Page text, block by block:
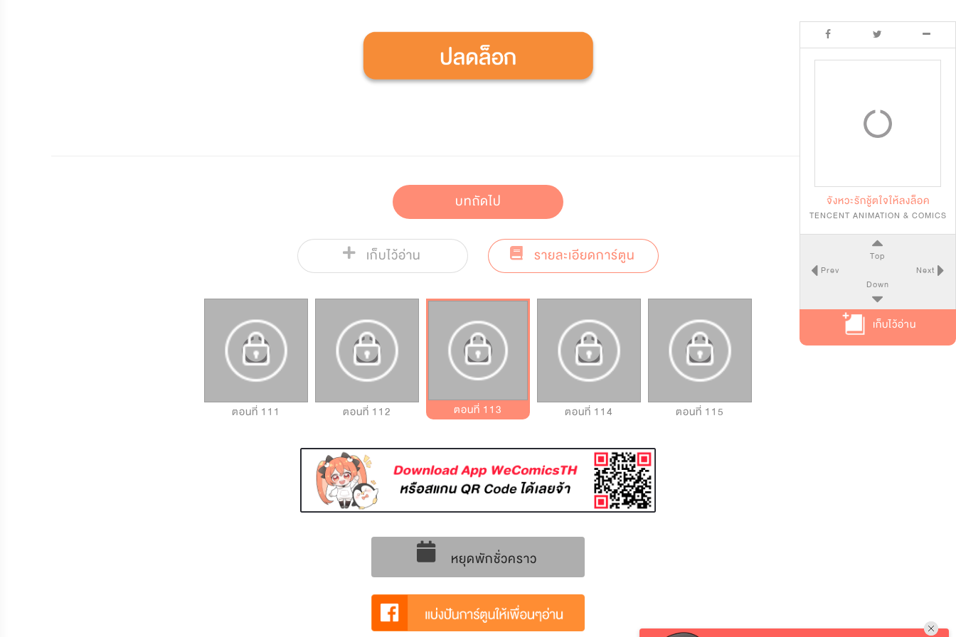
บทถัดไป
เก็บไว้อ่าน รายละเอียดการ์ตูน
ตอนที่ 111 ตอนที่ 112 ตอนที่ 113 ตอนที่ 114 ตอนที่ 115
หยุดพักชั่วคราว
จังหวะรักชู้ตใจให้ลงล็อค
TENCENT ANIMATION & COMICS
Top
Prev
Next
Down
เก็บไว้อ่าน